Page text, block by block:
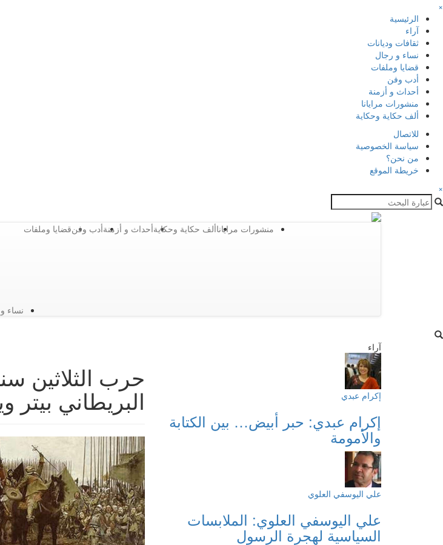
×
الرئيسية
آراء
ثقافات وديانات
نساء و رجال
قضايا وملفات
أدب وفن
أحداث و أزمنة
منشورات مرايانا
ألف حكاية وحكاية
للاتصال
سياسة الخصوصية
من نحن؟
خريطة الموقع
×
نساء
قضايا وملفاتأدب وفنأحداث و أزمنةألف حكاية وحكايةمنشورات مرايانا
حرب الثلاثين
البريطاني بيتر
آراء
إكرام عبدي
إكرام عبدي: حبر أبيض… بين الكتابة
والأمومة
علي اليوسفي العلوي
علي اليوسفي العلوي: الملابسات
السياسية لهجرة الرسول